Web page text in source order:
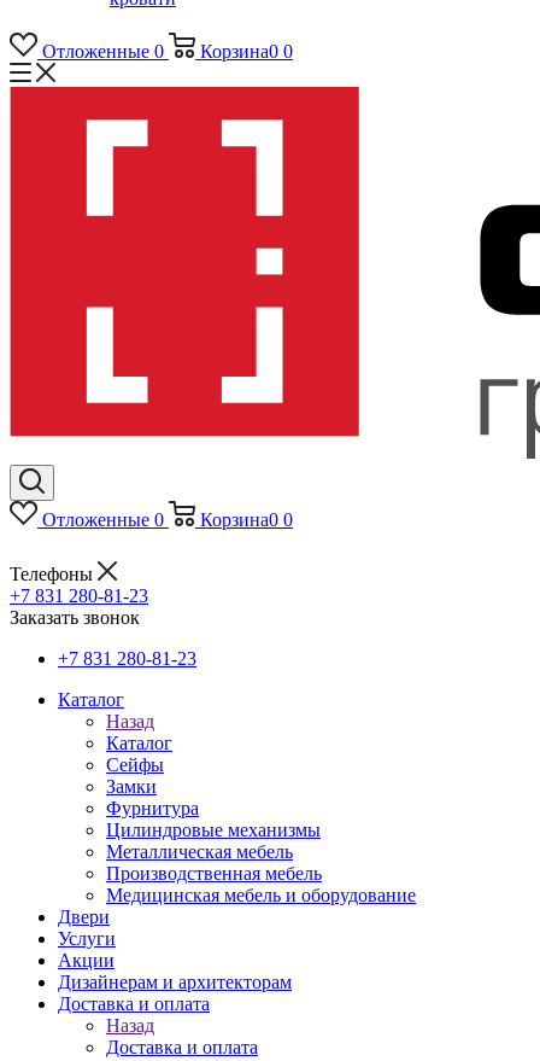
Отложенные 0 Корзина0 0
Отложенные 0 Корзина0 0
Телефоны
+7 831 280-81-23
Заказать звонок
+7 831 280-81-23
Каталог
Назад
Каталог
Сейфы
Замки
Фурнитура
Цилиндровые механизмы
Металлическая мебель
Производственная мебель
Медицинская мебель и оборудование
Двери
Услуги
Акции
Дизайнерам и архитекторам
Доставка и оплата
Назад
Доставка и оплата